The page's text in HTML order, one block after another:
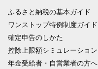
ふるさと納税の基本ガイド
ワンストップ特例制度ガイド
確定申告のしかた
控除上限額シミュレーション
年金受給者・自営業者の方へ